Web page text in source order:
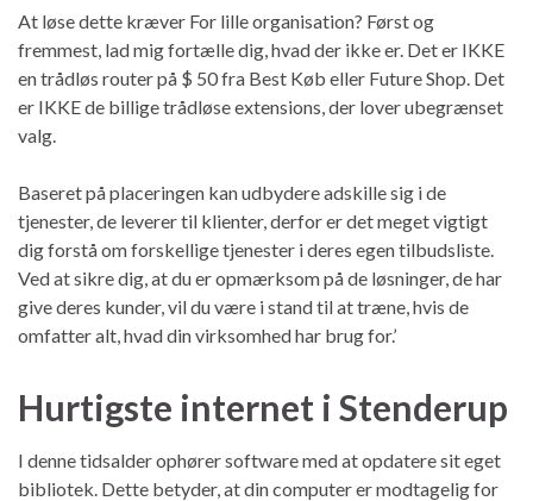
At løse dette kræver For lille organisation? Først og
fremmest, lad mig fortælle dig, hvad der ikke er. Det er IKKE
en trådløs router på $ 50 fra Best Køb eller Future Shop. Det
er IKKE de billige trådløse extensions, der lover ubegrænset
valg.
Baseret på placeringen kan udbydere adskille sig i de
tjenester, de leverer til klienter, derfor er det meget vigtigt
dig forstå om forskellige tjenester i deres egen tilbudsliste.
Ved at sikre dig, at du er opmærksom på de løsninger, de har
give deres kunder, vil du være i stand til at træne, hvis de
omfatter alt, hvad din virksomhed har brug for.’
Hurtigste internet i Stenderup
I denne tidsalder ophører software med at opdatere sit eget
bibliotek. Dette betyder, at din computer er modtagelig for